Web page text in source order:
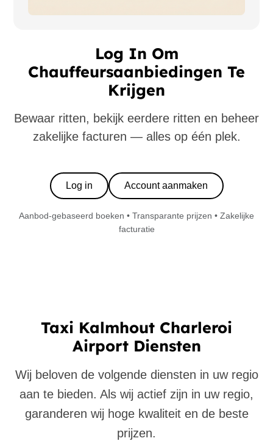
Log In Om
Chauffeursaanbiedingen Te
Krijgen
Bewaar ritten, bekijk eerdere ritten en beheer
zakelijke facturen — alles op één plek.
Log in Account aanmaken
Aanbod-gebaseerd boeken • Transparante prijzen • Zakelijke
facturatie
Taxi Kalmhout Charleroi
Airport Diensten
Wij beloven de volgende diensten in uw regio
aan te bieden. Als wij actief zijn in uw regio,
garanderen wij hoge kwaliteit en de beste
prijzen.